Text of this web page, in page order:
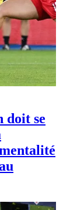
doit se